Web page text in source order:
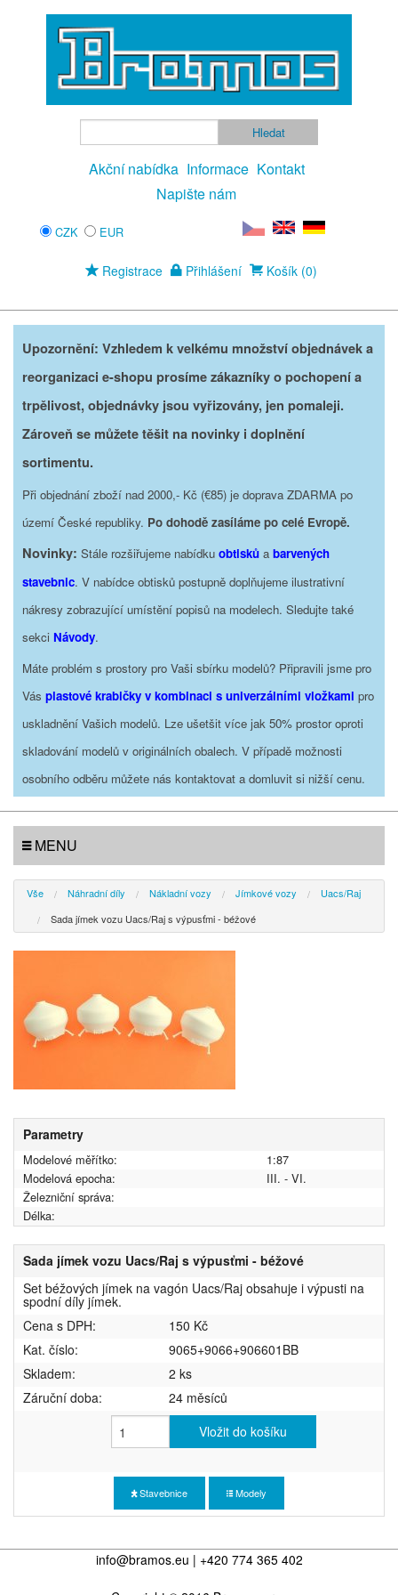
Akční nabídka Informace Kontakt
Napište nám
CZK EUR
Registrace Přihlášení Košík (0)
Upozornění: Vzhledem k velkému množství objednávek a
reorganizaci e-shopu prosíme zákazníky o pochopení a
trpělivost, objednávky jsou vyřizovány, jen pomaleji.
Zároveň se můžete těšit na novinky i doplnění
sortimentu.
Při objednání zboží nad 2000,- Kč (€85) je doprava ZDARMA po
území České republiky. Po dohodě zasíláme po celé Evropě.
Novinky: Stále rozšiřujeme nabídku obtisků a barvených
stavebnic. V nabídce obtisků postupně doplňujeme ilustrativní
nákresy zobrazující umístění popisů na modelech. Sledujte také
sekci Návody.
Máte problém s prostory pro Vaši sbírku modelů? Připravili jsme pro
Vás plastové krabičky v kombinaci s univerzálními vložkami pro
uskladnění Vašich modelů. Lze ušetšit více jak 50% prostor oproti
skladování modelů v originálních obalech. V případě možnosti
osobního odběru můžete nás kontaktovat a domluvit si nižší cenu.
MENU
Vše Náhradní díly Nákladní vozy Jímkové vozy
Uacs/Raj
Sada jímek vozu Uacs/Raj s výpusťmi - béžové
Parametry
Modelové měřítko:
1:87
Modelová epocha:
III. - VI.
Železniční správa:
Délka:
Sada jímek vozu Uacs/Raj s výpusťmi - béžové
Set béžových jímek na vagón Uacs/Raj obsahuje i výpusti na
spodní díly jímek.
Cena s DPH:
150 Kč
Kat. číslo:
9065+9066+906601BB
Skladem:
2 ks
Záruční doba:
24 měsíců
Vložit do košíku
Stavebnice Modely
info@bramos.eu | +420 774 365 402